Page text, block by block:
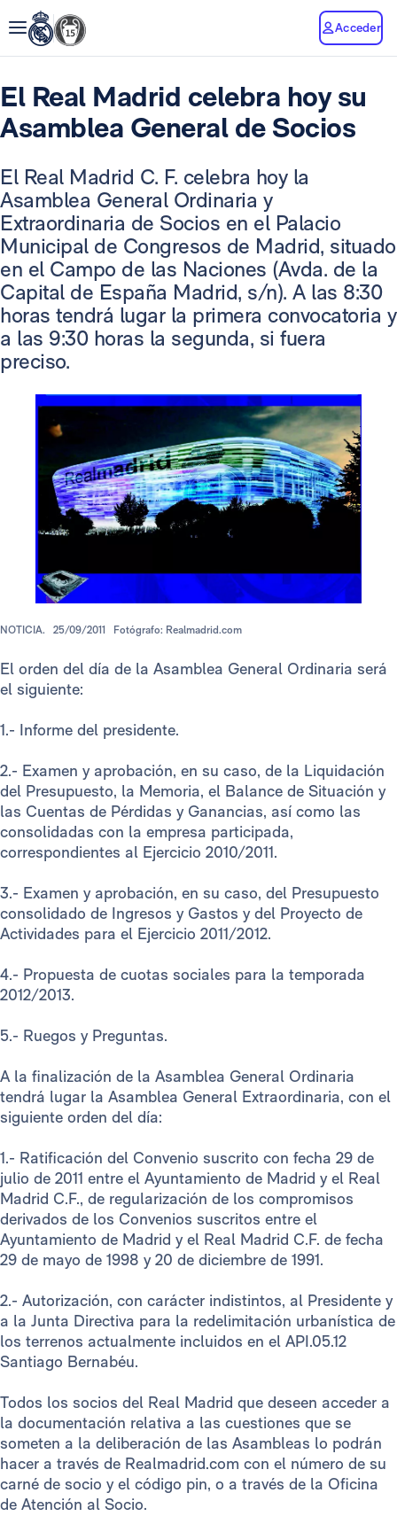
Acceder
El Real Madrid celebra hoy su
Asamblea General de Socios
El Real Madrid C. F. celebra hoy la
Asamblea General Ordinaria y
Extraordinaria de Socios en el Palacio
Municipal de Congresos de Madrid, situado
en el Campo de las Naciones (Avda. de la
Capital de España Madrid, s/n). A las 8:30
horas tendrá lugar la primera convocatoria y
a las 9:30 horas la segunda, si fuera
preciso.
NOTICIA. 25/09/2011 Fotógrafo: Realmadrid.com
El orden del día de la Asamblea General Ordinaria será
el siguiente:
1.- Informe del presidente.
2.- Examen y aprobación, en su caso, de la Liquidación
del Presupuesto, la Memoria, el Balance de Situación y
las Cuentas de Pérdidas y Ganancias, así como las
consolidadas con la empresa participada,
correspondientes al Ejercicio 2010/2011.
3.- Examen y aprobación, en su caso, del Presupuesto
consolidado de Ingresos y Gastos y del Proyecto de
Actividades para el Ejercicio 2011/2012.
4.- Propuesta de cuotas sociales para la temporada
2012/2013.
5.- Ruegos y Preguntas.
A la finalización de la Asamblea General Ordinaria
tendrá lugar la Asamblea General Extraordinaria, con el
siguiente orden del día:
1.- Ratificación del Convenio suscrito con fecha 29 de
julio de 2011 entre el Ayuntamiento de Madrid y el Real
Madrid C.F., de regularización de los compromisos
derivados de los Convenios suscritos entre el
Ayuntamiento de Madrid y el Real Madrid C.F. de fecha
29 de mayo de 1998 y 20 de diciembre de 1991.
2.- Autorización, con carácter indistintos, al Presidente y
a la Junta Directiva para la redelimitación urbanística de
los terrenos actualmente incluidos en el API.05.12
Santiago Bernabéu.
Todos los socios del Real Madrid que deseen acceder a
la documentación relativa a las cuestiones que se
someten a la deliberación de las Asambleas lo podrán
hacer a través de Realmadrid.com con el número de su
carné de socio y el código pin, o a través de la Oficina
de Atención al Socio.